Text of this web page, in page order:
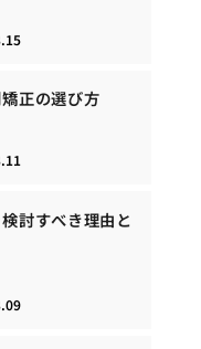
正の選び方
討すべき理由と